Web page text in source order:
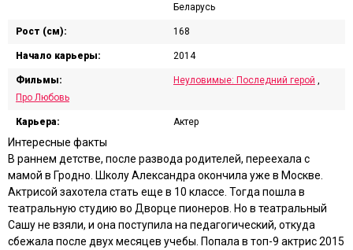
Беларусь
Рост (см): 168
Начало карьеры: 2014
Фильмы: Неуловимые: Последний герой ,
Про Любовь
Карьера: Актер
Интересные факты
В раннем детстве, после развода родителей, переехала с
мамой в Гродно. Школу Александра окончила уже в Москве.
Актрисой захотела стать еще в 10 классе. Тогда пошла в
театральную студию во Дворце пионеров. Но в театральный
Сашу не взяли, и она поступила на педагогический, откуда
сбежала после двух месяцев учебы. Попала в топ-9 актрис 2015